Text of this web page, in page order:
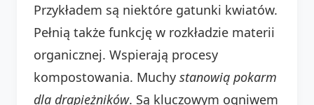
Przykładem są niektóre gatunki kwiatów.
Pełnią także funkcję w rozkładzie materii
organicznej. Wspierają procesy
kompostowania. Muchy stanowią pokarm
dla drapieżników. Są kluczowym ogniwem